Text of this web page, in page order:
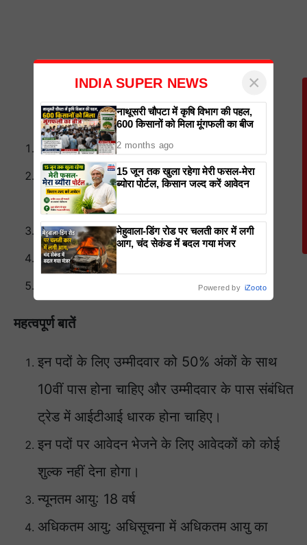
आवेदन करने की प्रारंभिक तिथि: 22 नवंबर
आवेदन की अंतिम तिथि: 27 नवंबर 2024 (शाम
5:00 बजे तक)
हार्ड कॉपी जमा करने की अंतिम तिथि: 29 नवंबर
मेरिट सूची जारी होने की तारीख: 6 दिसंबर
महत्वपूर्ण बातें
इन पदों के लिए उम्मीदवार को 50% अंकों के साथ
10वीं पास होना चाहिए और उम्मीदवार के पास संबंधित
ट्रेड में आईटीआई धारक होना चाहिए।
इन पदों पर आवेदन भेजने के लिए आवेदकों को कोई
शुल्क नहीं देना होगा।
न्यूनतम आयु: 18 वर्ष
अधिकतम आयु: अधिसूचना में अधिकतम आयु का
INDIA SUPER NEWS ×
नाथूसरी चौपटा में कृषि विभाग की पहल,
600 किसानों को मिला मूंगफली का बीज
2 months ago
15 जून तक खुला रहेगा मेरी फसल-मेरा
ब्योरा पोर्टल, किसान जल्द करें आवेदन
मेहुवाला-डिंग रोड पर चलती कार में लगी
आग, चंद सेकंड में बदल गया मंजर
Powered by iZooto